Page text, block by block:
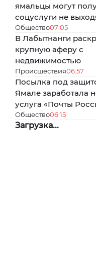
ямальцы могут
соцуслуги не
Общество07:05
В Лабытнанги
крупную аферу с
недвижимостью
Происшествия06:57
Посылка под
Ямале заработала
услуга «Почты
Общество06:15
Загрузка...